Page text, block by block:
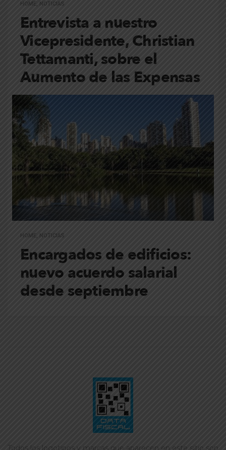
HOME NOTICIAS
Entrevista a nuestro
Vicepresidente, Christian
Tettamanti, sobre el
Aumento de las Expensas
HOME NOTICIAS
Encargados de edificios:
nuevo acuerdo salarial
desde septiembre
Todos los logotipos y marcas que aparecen en este sitio son